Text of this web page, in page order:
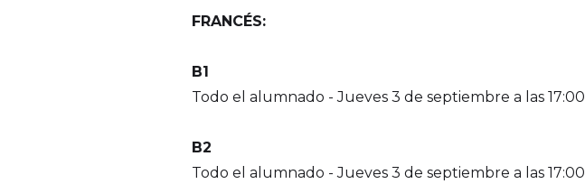
FRANCÉS:
B1
Todo el alumnado - Jueves 3 de septiembre a las 17:00
B2
Todo el alumnado - Jueves 3 de septiembre a las 17:00